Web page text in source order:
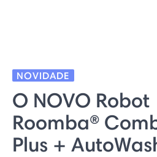
NOVIDADE
O NOVO Robot
Roomba®
Plus +